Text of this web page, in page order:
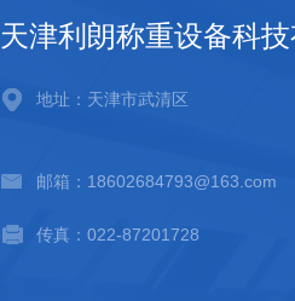
天津利朗称重设备科技
地址：天津市武清区
邮箱：18602684793@163.com
传真：022-87201728